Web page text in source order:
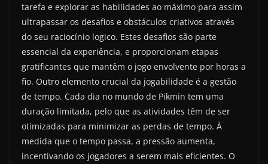
tarefa e explorar as habilidades ao máximo para assim
ultrapassar os desafios e obstáculos criativos através
do seu raciocínio logico. Estes desafios são parte
essencial da experiência, e proporcionam etapas
gratificantes que mantêm o jogo envolvente por horas a
fio. Outro elemento crucial da jogabilidade é a gestão
de tempo. Cada dia no mundo de Pikmin tem uma
duração limitada, pelo que as atividades têm de ser
otimizadas para minimizar as perdas de tempo. À
medida que o tempo passa, a pressão aumenta,
incentivando os jogadores a serem mais eficientes. O